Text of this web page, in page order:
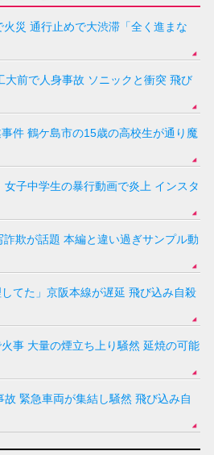
災 通行止めで大渋滞「全く進まな
大前で人身事故 ソニックと衝突 飛び
件 鶴ケ島市の15歳の高校生が通り魔
子中学生の暴行動画で炎上 インスタ
欺が話題 本編と違い過ぎサンプル動
てた」京阪本線が遅延 飛び込み自殺
事 大量の煙立ち上り騒然 延焼の可能
緊急車両が集結し騒然 飛び込み自